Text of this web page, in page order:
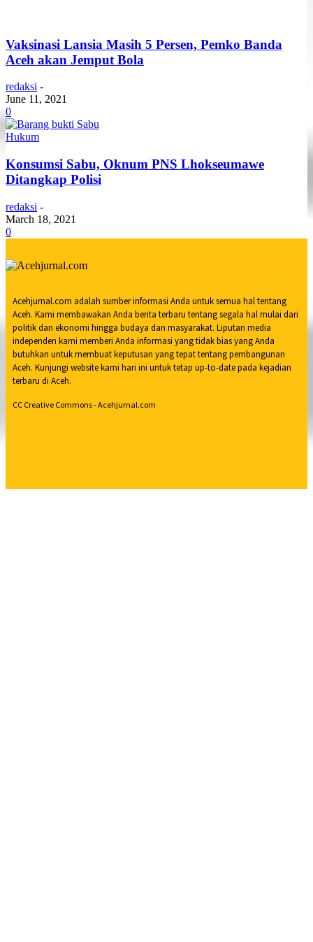
Vaksinasi Lansia Masih 5 Persen, Pemko Banda
Aceh akan Jemput Bola
redaksi -
June 11, 2021
0
Hukum
Konsumsi Sabu, Oknum PNS Lhokseumawe
Ditangkap Polisi
redaksi -
March 18, 2021
0
Acehjurnal.com adalah sumber informasi Anda untuk semua hal tentang
Aceh. Kami membawakan Anda berita terbaru tentang segala hal mulai dari
politik dan ekonomi hingga budaya dan masyarakat. Liputan media
independen kami memberi Anda informasi yang tidak bias yang Anda
butuhkan untuk membuat keputusan yang tepat tentang pembangunan
Aceh. Kunjungi website kami hari ini untuk tetap up-to-date pada kejadian
terbaru di Aceh.
CC Creative Commons - Acehjurnal.com